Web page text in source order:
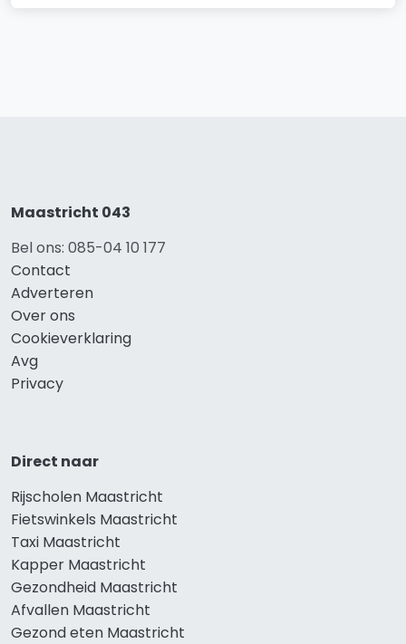
Maastricht 043
Bel ons: 085-04 10 177
Contact
Adverteren
Over ons
Cookieverklaring
Avg
Privacy
Direct naar
Rijscholen Maastricht
Fietswinkels Maastricht
Taxi Maastricht
Kapper Maastricht
Gezondheid Maastricht
Afvallen Maastricht
Gezond eten Maastricht